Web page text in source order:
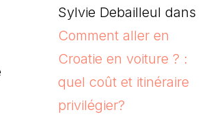
Sylvie Debailleul dans
Comment aller en
Croatie en voiture ? :
quel coût et itinéraire
privilégier?